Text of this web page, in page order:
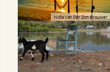
Nidia Van Der Zon Brouwer